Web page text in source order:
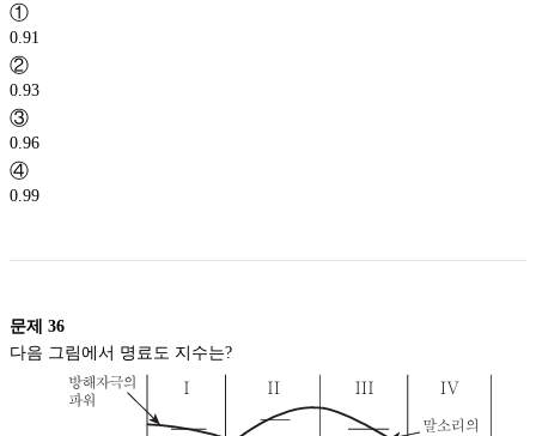
①
0.91
②
0.93
③
0.96
④
0.99
문제 36
다음 그림에서 명료도 지수는?